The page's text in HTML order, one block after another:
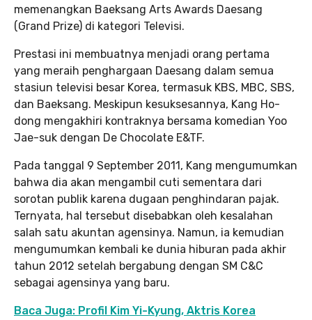
memenangkan Baeksang Arts Awards Daesang
(Grand Prize) di kategori Televisi.
Prestasi ini membuatnya menjadi orang pertama
yang meraih penghargaan Daesang dalam semua
stasiun televisi besar Korea, termasuk KBS, MBC, SBS,
dan Baeksang. Meskipun kesuksesannya, Kang Ho-
dong mengakhiri kontraknya bersama komedian Yoo
Jae-suk dengan De Chocolate E&TF.
Pada tanggal 9 September 2011, Kang mengumumkan
bahwa dia akan mengambil cuti sementara dari
sorotan publik karena dugaan penghindaran pajak.
Ternyata, hal tersebut disebabkan oleh kesalahan
salah satu akuntan agensinya. Namun, ia kemudian
mengumumkan kembali ke dunia hiburan pada akhir
tahun 2012 setelah bergabung dengan SM C&C
sebagai agensinya yang baru.
Baca Juga: Profil Kim Yi-Kyung, Aktris Korea